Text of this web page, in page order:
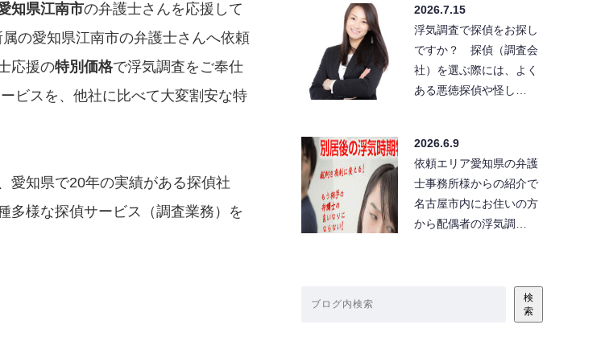
知県江南市の弁護士さんを応援して
の愛知県江南市の弁護士さんへ依頼
応援の特別価格で浮気調査をご奉仕
ビスを、他社に比べて大変割安な特
愛知県で20年の実績がある探偵社
多様な探偵サービス（調査業務）を
2026.7.15
浮気調査で探偵をお探し
ですか？ 探偵（調査会
社）を選ぶ際には、よく
ある悪徳探偵や怪し…
2026.6.9
依頼エリア愛知県の弁護
士事務所様からの紹介で
名古屋市内にお住いの方
から配偶者の浮気調…
検
索